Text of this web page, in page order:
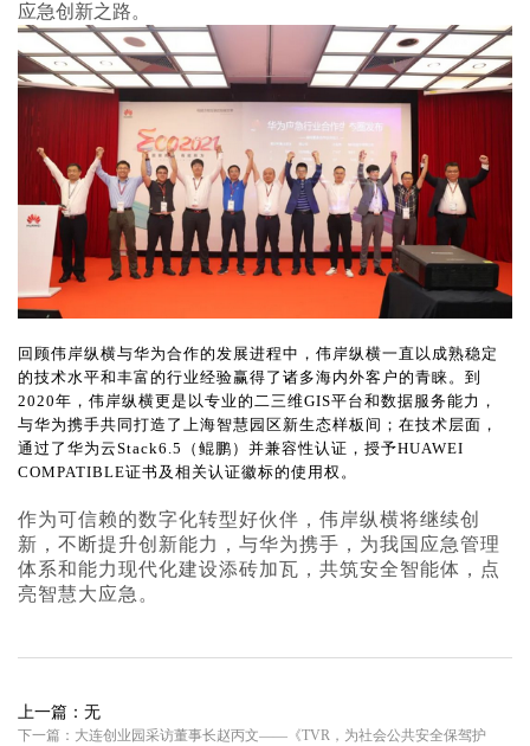
应急创新之路。
回顾伟岸纵横与华为合作的发展进程中，伟岸纵横一直以成熟稳定
的技术水平和丰富的行业经验赢得了诸多海内外客户的青睐。到
2020年，伟岸纵横更是以专业的二三维GIS平台和数据服务能力，
与华为携手共同打造了上海智慧园区新生态样板间；在技术层面，
通过了华为云Stack6.5（鲲鹏）并兼容性认证，授予HUAWEI
COMPATIBLE证书及相关认证徽标的使用权。
作为可信赖的数字化转型好伙伴，伟岸纵横将继续创
新，不断提升创新能力，与华为携手，为我国应急管理
体系和能力现代化建设添砖加瓦，共筑安全智能体，点
亮智慧大应急。
上一篇：无
下一篇：大连创业园采访董事长赵丙文——《TVR，为社会公共安全保驾护